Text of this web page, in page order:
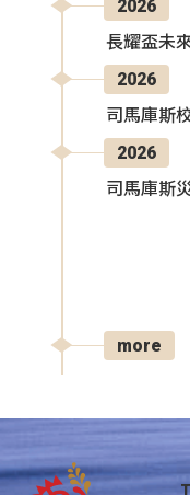
2026
長耀盃未
2026
司馬庫斯
2026
司馬庫斯
more